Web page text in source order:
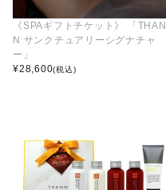
《SPAギフトチケット》 「THAN
N サンクチュアリーシグナチャ
ー」
¥28,600(税込)